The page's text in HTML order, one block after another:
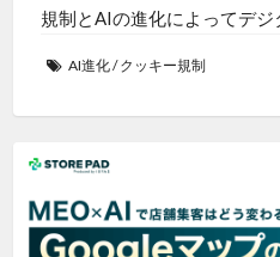
規制とAIの進化によってデジ
AI進化/クッキー規制